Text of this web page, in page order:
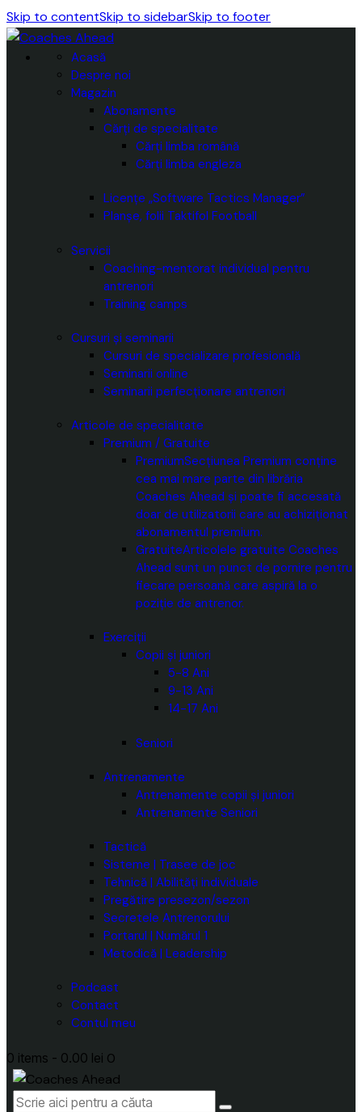
Skip to contentSkip to sidebarSkip to footer
Acasă
Despre noi
Magazin
Abonamente
Cărți de specialitate
Cărți limba română
Cărți limba engleza
Licențe „Software Tactics Manager”
Planșe, folii Taktifol Football
Servicii
Coaching-mentorat individual pentru
antrenori
Training camps
Cursuri și seminarii
Cursuri de specializare profesională
Seminarii online
Seminarii perfecționare antrenori
Articole de specialitate
Premium / Gratuite
PremiumSecțiunea Premium conține
cea mai mare parte din librăria
Coaches Ahead și poate fi accesată
doar de utilizatorii care au achiziționat
abonamentul premium.
GratuiteArticolele gratuite Coaches
Ahead sunt un punct de pornire pentru
fiecare persoană care aspiră la o
poziție de antrenor.
Exerciții
Copii și juniori
5-8 Ani
9-13 Ani
14-17 Ani
Seniori
Antrenamente
Antrenamente copii și juniori
Antrenamente Seniori
Tactică
Sisteme | Trasee de joc
Tehnică | Abilități individuale
Pregătire presezon/sezon
Secretele Antrenorului
Portarul | Numărul 1
Metodică | Leadership
Podcast
Contact
Contul meu
0 items - 0.00 lei 0